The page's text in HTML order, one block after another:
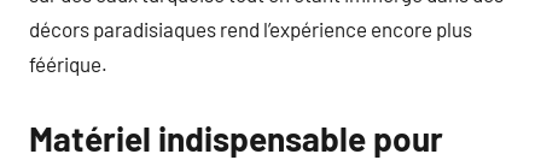
décors paradisiaques rend l’expérience encore plus
féérique.
Matériel indispensable pour